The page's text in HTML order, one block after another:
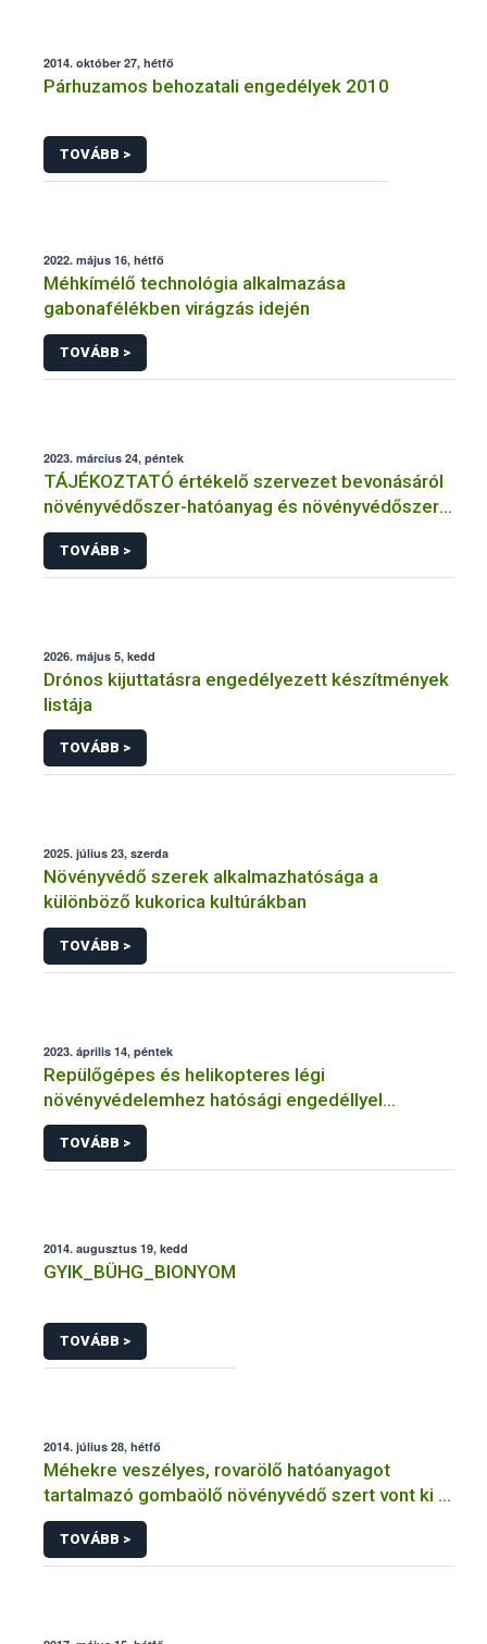
2014. október 27, hétfő
Párhuzamos behozatali engedélyek 2010
TOVÁBB >
2022. május 16, hétfő
Méhkímélő technológia alkalmazása
gabonafélékben virágzás idején
TOVÁBB >
2023. március 24, péntek
TÁJÉKOZTATÓ értékelő szervezet bevonásáról
növényvédőszer-hatóanyag és növényvédőszer
engedélyezésére, továbbá a meglévő engedély
meghosszabbítására vagy módosítására irányuló
eljárásba
TOVÁBB >
2026. május 5, kedd
Drónos kijuttatásra engedélyezett készítmények
listája
TOVÁBB >
2025. július 23, szerda
Növényvédő szerek alkalmazhatósága a
különböző kukorica kultúrákban
TOVÁBB >
2023. április 14, péntek
Repülőgépes és helikopteres légi
növényvédelemhez hatósági engedéllyel
rendelkező szervezetek
TOVÁBB >
2014. augusztus 19, kedd
GYIK_BÜHG_BIONYOM
TOVÁBB >
2014. július 28, hétfő
Méhekre veszélyes, rovarölő hatóanyagot
tartalmazó gombaölő növényvédő szert vont ki a
forgalomból a NÉBIH
TOVÁBB >